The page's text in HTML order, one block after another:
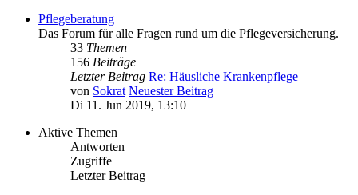
Pflegeberatung
Das Forum für alle Fragen rund um die Pflegeversicherung.
33 Themen
156 Beiträge
Letzter Beitrag Re: Häusliche Krankenpflege
von Sokrat Neuester Beitrag
Di 11. Jun 2019, 13:10
Aktive Themen
Antworten
Zugriffe
Letzter Beitrag